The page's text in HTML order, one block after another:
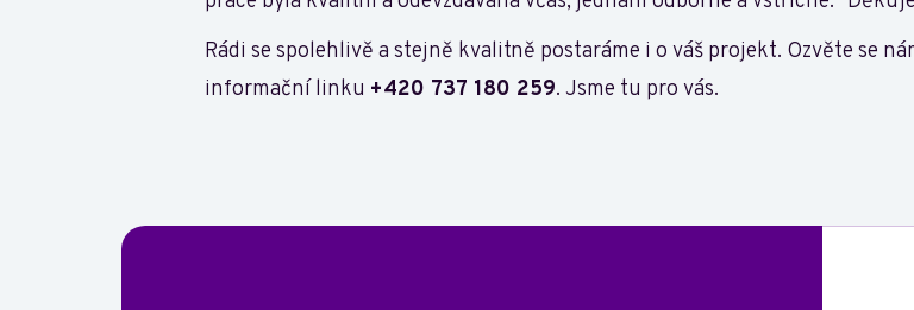
Rádi se spolehlivě a stejně kvalitně postaráme i o váš projekt. Ozvěte se
informační linku +420 737 180 259. Jsme tu pro vás.